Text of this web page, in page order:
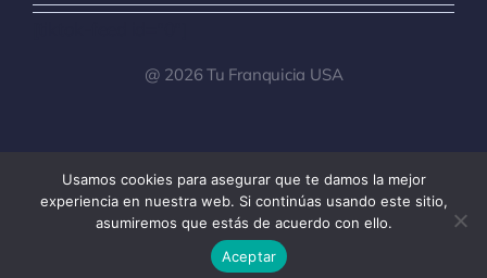
@ 2026 Tu Franquicia USA
Toggle
Navigation
Tu Franquicia Venezuela
Usamos cookies para asegurar que te damos la mejor
experiencia en nuestra web. Si continúas usando este sitio,
asumiremos que estás de acuerdo con ello.
Aceptar